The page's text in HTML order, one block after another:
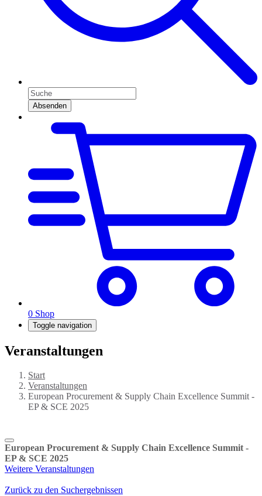
Absenden
0 Shop
Toggle navigation
Veranstaltungen
Start
Veranstaltungen
European Procurement & Supply Chain Excellence Summit -
EP & SCE 2025
European Procurement & Supply Chain Excellence Summit -
EP & SCE 2025
Weitere Veranstaltungen
Zurück zu den Suchergebnissen